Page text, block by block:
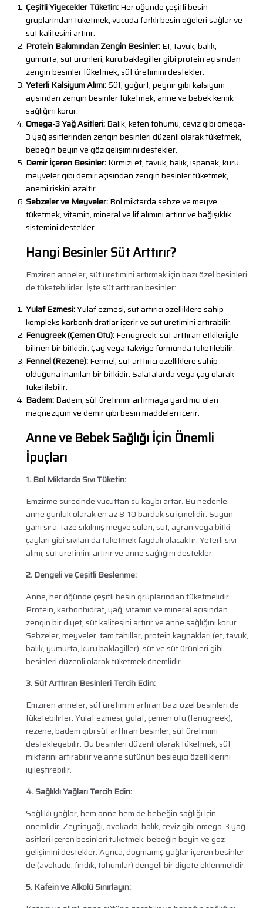
Çeşitli Yiyecekler Tüketin:Her öğünde çeşitli besin
gruplarından tüketmek, vücuda farklı besin öğeleri sağlar ve
süt kalitesini artırır.
Protein Bakımından Zengin Besinler:Et, tavuk, balık,
yumurta, süt ürünleri, kuru baklagiller gibi protein açısından
zengin besinler tüketmek, süt üretimini destekler.
Yeterli Kalsiyum Alımı:Süt, yoğurt, peynir gibi kalsiyum
açısından zengin besinler tüketmek, anne ve bebek kemik
sağlığını korur.
Omega-3 Yağ Asitleri:Balık, keten tohumu, ceviz gibi omega-
3 yağ asitlerinden zengin besinleri düzenli olarak tüketmek,
bebeğin beyin ve göz gelişimini destekler.
Demir İçeren Besinler:Kırmızı et, tavuk, balık, ıspanak, kuru
meyveler gibi demir açısından zengin besinler tüketmek,
anemi riskini azaltır.
Sebzeler ve Meyveler:Bol miktarda sebze ve meyve
tüketmek, vitamin, mineral ve lif alımını artırır ve bağışıklık
sistemini destekler.
Hangi Besinler Süt Arttırır?
Emziren anneler, süt üretimini artırmak için bazı özel besinleri
de tüketebilirler. İşte süt arttıran besinler:
Yulaf Ezmesi:Yulaf ezmesi, süt artırıcı özelliklere sahip
kompleks karbonhidratlar içerir ve süt üretimini artırabilir.
Fenugreek (Çemen Otu):Fenugreek, süt arttıran etkileriyle
bilinen bir bitkidir. Çay veya takviye formunda tüketilebilir.
Fennel (Rezene):Fennel, süt arttırıcı özelliklere sahip
olduğuna inanılan bir bitkidir. Salatalarda veya çay olarak
tüketilebilir.
Badem:Badem, süt üretimini artırmaya yardımcı olan
magnezyum ve demir gibi besin maddeleri içerir.
Anne ve Bebek Sağlığı İçin Önemli
İpuçları
1. Bol Miktarda Sıvı Tüketin:
Emzirme sürecinde vücuttan su kaybı artar. Bu nedenle,
anne günlük olarak en az 8-10 bardak su içmelidir. Suyun
yanı sıra, taze sıkılmış meyve suları, süt, ayran veya bitki
çayları gibi sıvıları da tüketmek faydalı olacaktır. Yeterli sıvı
alımı, süt üretimini artırır ve anne sağlığını destekler.
2. Dengeli ve Çeşitli Beslenme:
Anne, her öğünde çeşitli besin gruplarından tüketmelidir.
Protein, karbonhidrat, yağ, vitamin ve mineral açısından
zengin bir diyet, süt kalitesini artırır ve anne sağlığını korur.
Sebzeler, meyveler, tam tahıllar, protein kaynakları (et, tavuk,
balık, yumurta, kuru baklagiller), süt ve süt ürünleri gibi
besinleri düzenli olarak tüketmek önemlidir.
3. Süt Arttıran Besinleri Tercih Edin:
Emziren anneler, süt üretimini artıran bazı özel besinleri de
tüketebilirler. Yulaf ezmesi, yulaf, çemen otu (fenugreek),
rezene, badem gibi süt arttıran besinler, süt üretimini
destekleyebilir. Bu besinleri düzenli olarak tüketmek, süt
miktarını artırabilir ve anne sütünün besleyici özelliklerini
iyileştirebilir.
4. Sağlıklı Yağları Tercih Edin:
Sağlıklı yağlar, hem anne hem de bebeğin sağlığı için
önemlidir. Zeytinyağı, avokado, balık, ceviz gibi omega-3 yağ
asitleri içeren besinleri tüketmek, bebeğin beyin ve göz
gelişimini destekler. Ayrıca, doymamış yağlar içeren besinler
de (avokado, fındık, tohumlar) dengeli bir diyete eklenmelidir.
5. Kafein ve Alkolü Sınırlayın: